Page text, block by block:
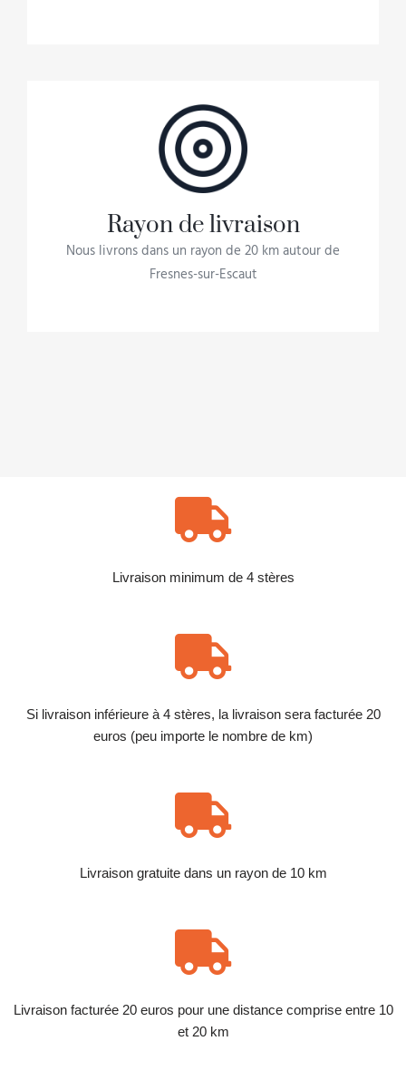
Rayon de livraison
Nous livrons dans un rayon de 20 km autour de
Fresnes-sur-Escaut
Livraison minimum de 4 stères
Si livraison inférieure à 4 stères, la livraison sera facturée 20
euros (peu importe le nombre de km)
Livraison gratuite dans un rayon de 10 km
Livraison facturée 20 euros pour une distance comprise entre 10
et 20 km